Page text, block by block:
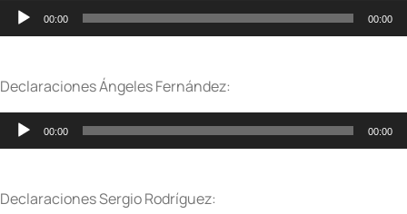
Reproductor
de
00:00 00:00
Declaraciones Ángeles Fernández:
Reproductor
de
00:00 00:00
Declaraciones Sergio Rodríguez: